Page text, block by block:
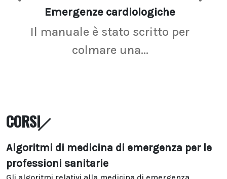
Emergenze cardiologiche
Il manuale è stato scritto per
colmare una...
CORSI
Algoritmi di medicina di emergenza per le
professioni sanitarie